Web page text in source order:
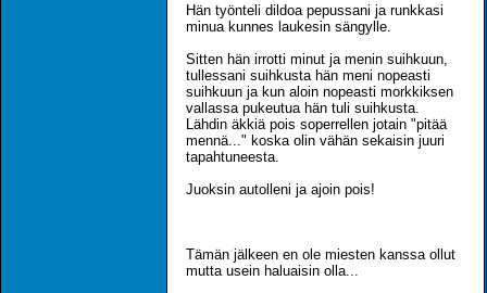
Hän työnteli dildoa pepussani ja runkkasi
minua kunnes laukesin sängylle.
Sitten hän irrotti minut ja menin suihkuun,
tullessani suihkusta hän meni nopeasti
suihkuun ja kun aloin nopeasti morkkiksen
vallassa pukeutua hän tuli suihkusta.
Lähdin äkkiä pois soperrellen jotain "pitää
mennä..." koska olin vähän sekaisin juuri
tapahtuneesta.
Juoksin autolleni ja ajoin pois!
Tämän jälkeen en ole miesten kanssa ollut
mutta usein haluaisin olla...